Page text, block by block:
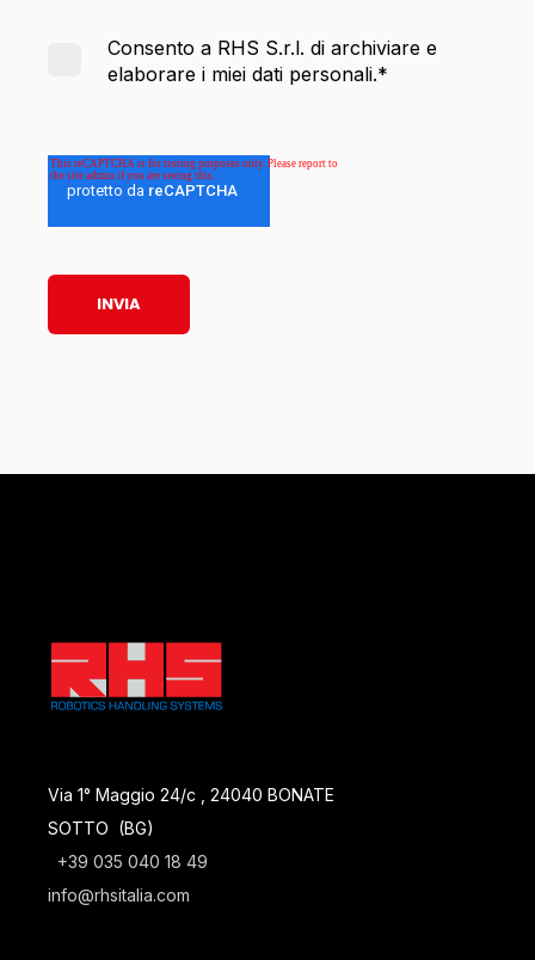
Consento a RHS S.r.l. di archiviare e
elaborare i miei dati personali.*
Via 1° Maggio 24/c , 24040 BONATE
SOTTO (BG)
+39 035 040 18 49
info@rhsitalia.com